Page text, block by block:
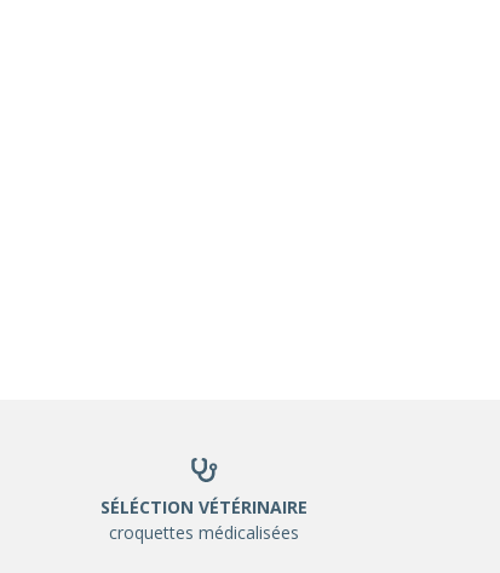
SÉLÉCTION VÉTÉRINAIRE
croquettes médicalisées